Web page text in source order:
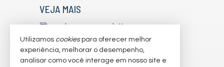
VEJA MAIS
receba nosso newsletter
indicadores financeiros
cadastre seu imóvel
Utilizamos cookiespara oferecer melhor
experiência, melhorar o desempenho,
analisar como você interage em nosso site e